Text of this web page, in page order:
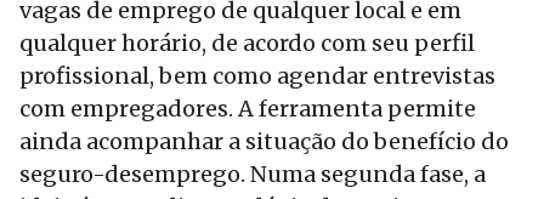
vagas de emprego de qualquer local e em
qualquer horário, de acordo com seu perfil
profissional, bem como agendar entrevistas
com empregadores. A ferramenta permite
ainda acompanhar a situação do benefício do
seguro-desemprego. Numa segunda fase, a